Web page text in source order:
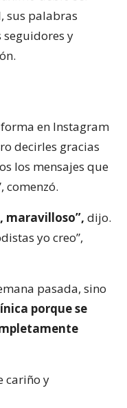
sus palabras
seguidores y
en Instagram
decirles gracias
los mensajes que
comenzó.
maravilloso”, dijo.
yo creo”,
pasada, sino
porque se
cariño y